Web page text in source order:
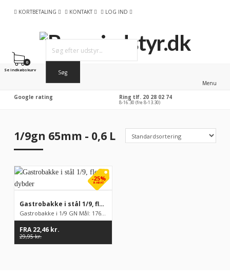
KORTBETALING KONTAKT LOG IND
Menu
0
Se indkøbskurv
Google rating Ring tlf. 20 28 02 74
8-16.30 (fre 8-13.30)
1/9gn 65mm - 0,6 L
-25%
RABAT
Gastrobakke i stål 1/9, flere dybder
Gastrobakke i 1/9 GN Mål: 176 x 108 mm, fåes i flere forskelli...
FRA22,46 kr.
29,95kr.